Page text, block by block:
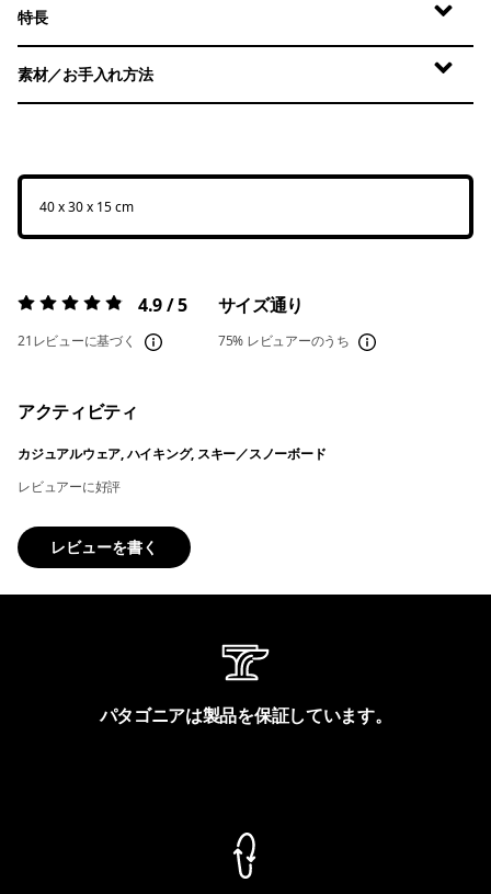
特長
素材／お手入れ方法
40 x 30 x 15 cm
評価:4.9 / 5 4.9 / 5
21レビューに基づく
サイズ通り
75% レビュアーのうち
アクティビティ
カジュアルウェア, ハイキング, スキー／スノーボード
レビュアーに好評
レビューを書く
パタゴニアは製品を保証しています。